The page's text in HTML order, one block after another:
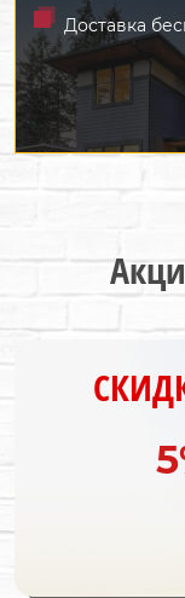
Доставка